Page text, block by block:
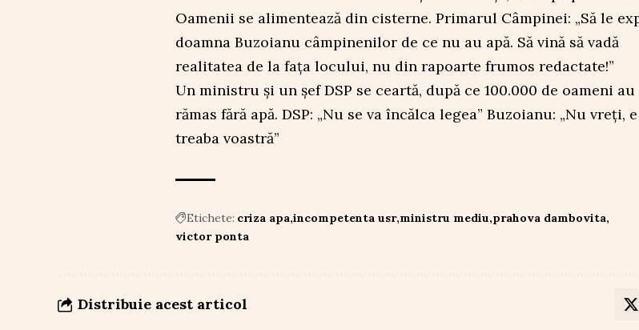
Oamenii se alimentează din cisterne. Primarul Câmpinei: „Să le
doamna Buzoianu câmpinenilor de ce nu au apă. Să vină să vadă
realitatea de la fața locului, nu din rapoarte frumos redactate!”
Un ministru și un șef DSP se ceartă, după ce 100.000 de oameni au
rămas fără apă. DSP: „Nu se va încălca legea” Buzoianu: „Nu vreți, e
treaba voastră”
Etichete: criza apa incompetenta usr ministru mediu prahova dambovita
victor ponta
Distribuie acest articol